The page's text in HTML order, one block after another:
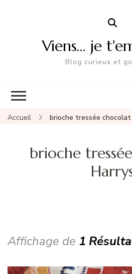
Viens… je
Blog curieux et
Accueil brioche tressée chocolat
brioche
Affichage de 1